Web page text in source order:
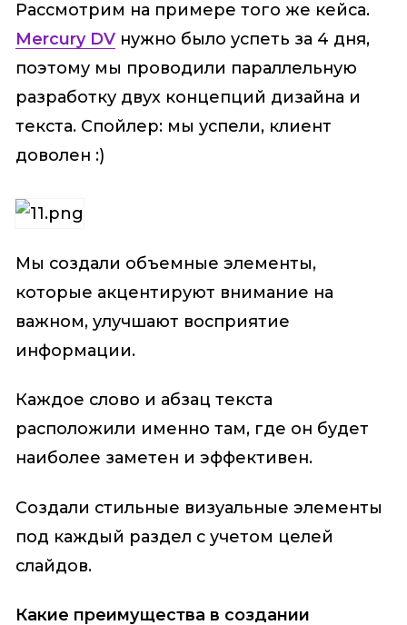
Рассмотрим на примере того же кейса.
Mercury DVнужно было успеть за 4 дня,
поэтому мы проводили параллельную
разработку двух концепций дизайна и
текста. Спойлер: мы успели, клиент
доволен :)
Мы создали объемные элементы,
которые акцентируют внимание на
важном, улучшают восприятие
информации.
Каждое слово и абзац текста
расположили именно там, где он будет
наиболее заметен и эффективен.
Создали стильные визуальные элементы
под каждый раздел с учетом целей
слайдов.
Какие преимущества в создании